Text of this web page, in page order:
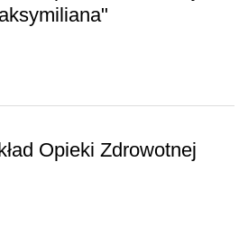
Opieki Zdrowotnej